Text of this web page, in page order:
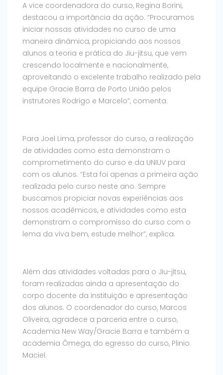
A vice coordenadora do curso, Regina Borini,
destacou a importância da ação. “Procuramos
iniciar nossas atividades no curso de uma
maneira dinâmica, propiciando aos nossos
alunos a teoria e prática do Jiu-jitsu, que vem
crescendo localmente e nacionalmente,
aproveitando o excelente trabalho realizado pela
equipe Gracie Barra de Porto União pelos
instrutores Rodrigo e Marcelo”, comenta.
Para Joel Lima, professor do curso, a realização
de atividades como esta demonstram o
comprometimento do curso e da UNIUV para
com os alunos. “Esta foi apenas a primeira ação
realizada pelo curso neste ano. Sempre
buscamos propiciar novas experiências aos
nossos acadêmicos, e atividades como esta
demonstram o compromisso do curso com o
lema da viva bem, estude melhor”, explica.
Além das atividades voltadas para o Jiu-jitsu,
foram realizadas ainda a apresentação do
corpo docente da instituição e apresentação
dos alunos. O coordenador do curso, Marcos
Oliveira, agradece a parceria entre o curso,
Academia New Way/Gracie Barra e também a
academia Ômega, do egresso do curso, Plinio
Maciel.